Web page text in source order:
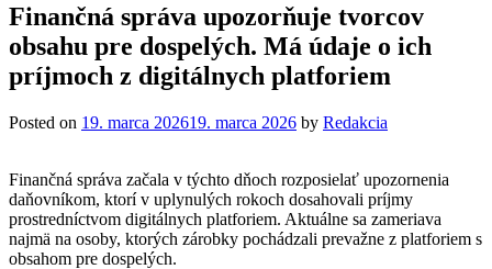
Finančná správa upozorňuje tvorcov
obsahu pre dospelých. Má údaje o ich
príjmoch z digitálnych platforiem
Posted on 19. marca 202619. marca 2026 by Redakcia
Finančná správa začala v týchto dňoch rozposielať upozornenia
daňovníkom, ktorí v uplynulých rokoch dosahovali príjmy
prostredníctvom digitálnych platforiem. Aktuálne sa zameriava
najmä na osoby, ktorých zárobky pochádzali prevažne z platforiem s
obsahom pre dospelých.